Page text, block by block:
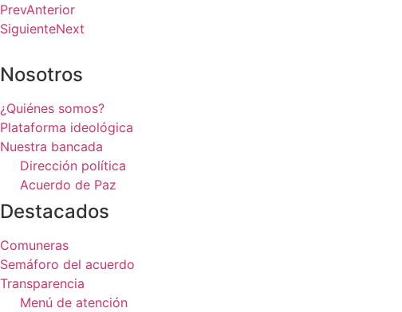
PrevAnterior
SiguienteNext
Nosotros
¿Quiénes somos?
Plataforma ideológica
Nuestra bancada
Dirección política
Acuerdo de Paz
Destacados
Comuneras
Semáforo del acuerdo
Transparencia
Menú de atención